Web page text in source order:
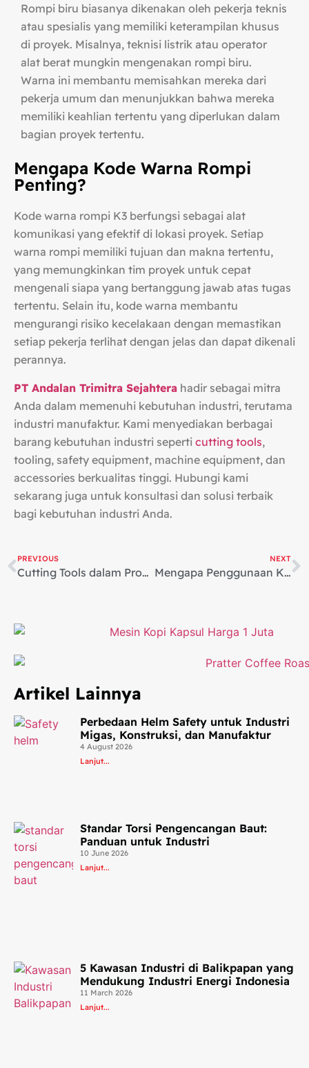
Rompi biru biasanya dikenakan oleh pekerja teknis
atau spesialis yang memiliki keterampilan khusus
di proyek. Misalnya, teknisi listrik atau operator
alat berat mungkin mengenakan rompi biru.
Warna ini membantu memisahkan mereka dari
pekerja umum dan menunjukkan bahwa mereka
memiliki keahlian tertentu yang diperlukan dalam
bagian proyek tertentu.
Mengapa Kode Warna Rompi
Penting?
Kode warna rompi K3 berfungsi sebagai alat
komunikasi yang efektif di lokasi proyek. Setiap
warna rompi memiliki tujuan dan makna tertentu,
yang memungkinkan tim proyek untuk cepat
mengenali siapa yang bertanggung jawab atas tugas
tertentu. Selain itu, kode warna membantu
mengurangi risiko kecelakaan dengan memastikan
setiap pekerja terlihat dengan jelas dan dapat dikenali
perannya.
PT Andalan Trimitra Sejahtera hadir sebagai mitra
Anda dalam memenuhi kebutuhan industri, terutama
industri manufaktur. Kami menyediakan berbagai
barang kebutuhan industri seperti cutting tools,
tooling, safety equipment, machine equipment, dan
accessories berkualitas tinggi. Hubungi kami
sekarang juga untuk konsultasi dan solusi terbaik
bagi kebutuhan industri Anda.
PREVIOUS
Cutting Tools dalam Proses Manufaktur
NEXT
Mengapa Penggunaan Kunci Torsi Penting dalam Industri?
Artikel Lainnya
Perbedaan Helm Safety untuk Industri
Migas, Konstruksi, dan Manufaktur
4 August 2026
Lanjut...
Standar Torsi Pengencangan Baut:
Panduan untuk Industri
10 June 2026
Lanjut...
5 Kawasan Industri di Balikpapan yang
Mendukung Industri Energi Indonesia
11 March 2026
Lanjut...